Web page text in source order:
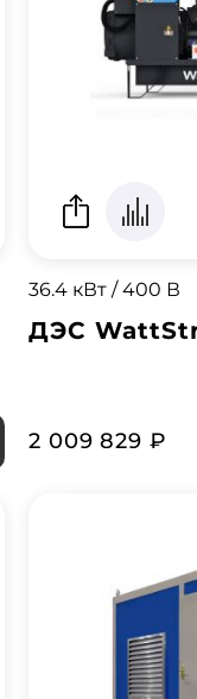
36.4 кВт / 400 В
ДЭС
2 009 829 ₽